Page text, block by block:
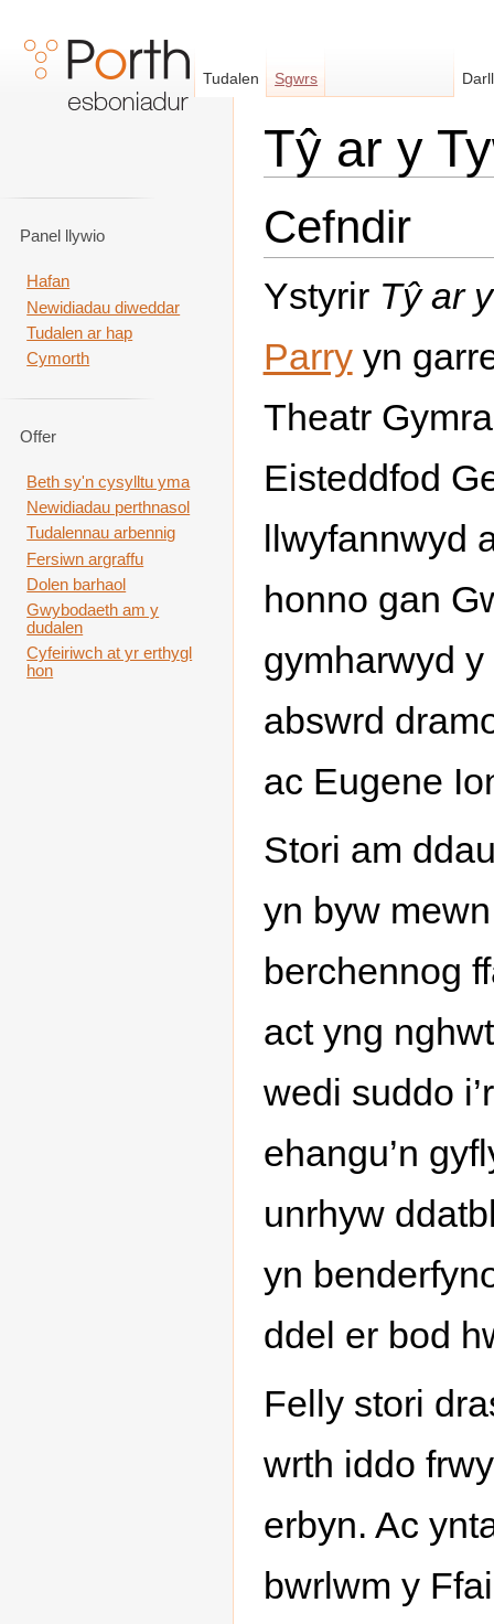
Tŷ ar y
Cefndir
Ystyrir Tŷ ar
Parryyn
Theatr
Eisteddfod
llwyfannwyd
honno gan
gymharwyd
abswrd
ac Eugene
Stori am
yn byw
berchennog
act yng
wedi suddo
ehangu’n
unrhyw
yn
ddel er bod
Felly stori
wrth iddo
erbyn. Ac
bwrlwm y
Tudalen Sgwrs
Panel llywio
Hafan
Newidiadau diweddar
Tudalen ar hap
Cymorth
Offer
Beth sy'n cysylltu yma
Newidiadau perthnasol
Tudalennau arbennig
Fersiwn argraffu
Dolen barhaol
Gwybodaeth am y
dudalen
Cyfeiriwch at yr erthygl
hon